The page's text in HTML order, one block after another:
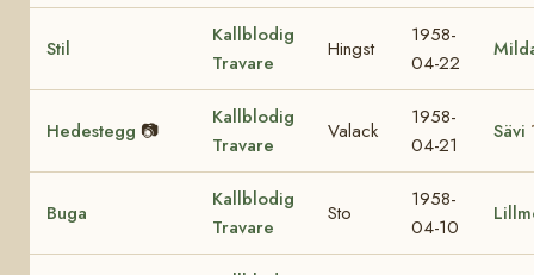
Stil
Kallblodig
Travare
Hingst
1958-
04-22
Hedestegg 📷
Kallblodig
Travare
Valack
1958-
04-21
Sävi
Buga
Kallblodig
Travare
Sto
1958-
04-10